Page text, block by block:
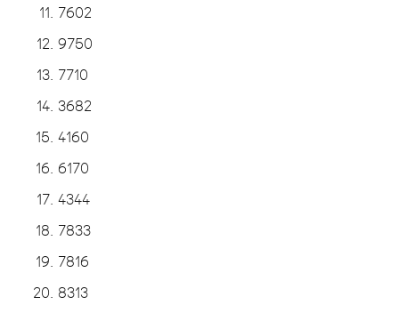
7602
9750
7710
3682
4160
6170
4344
7833
7816
8313